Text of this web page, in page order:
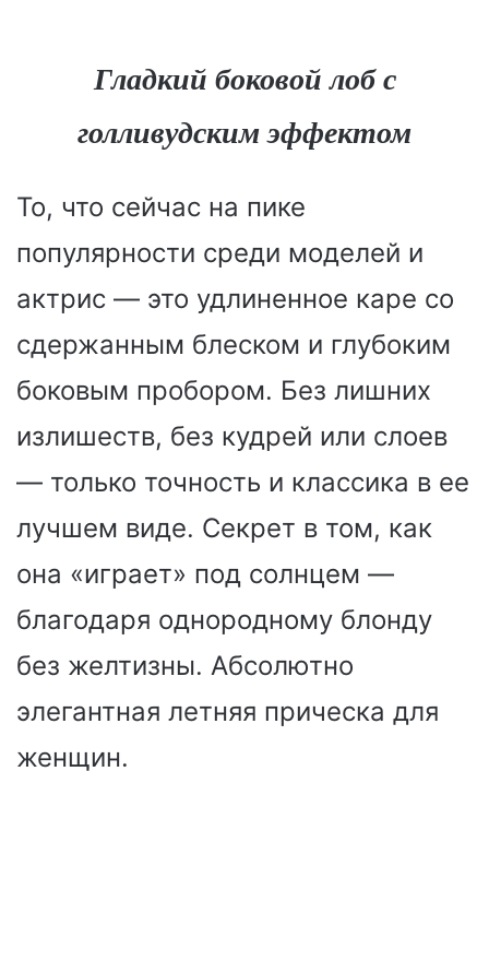
Гладкий боковой лоб с
голливудским эффектом
То, что сейчас на пике
популярности среди моделей и
актрис — это удлиненное каре со
сдержанным блеском и глубоким
боковым пробором. Без лишних
излишеств, без кудрей или слоев
— только точность и классика в ее
лучшем виде. Секрет в том, как
она «играет» под солнцем —
благодаря однородному блонду
без желтизны. Абсолютно
элегантная летняя прическа для
женщин.